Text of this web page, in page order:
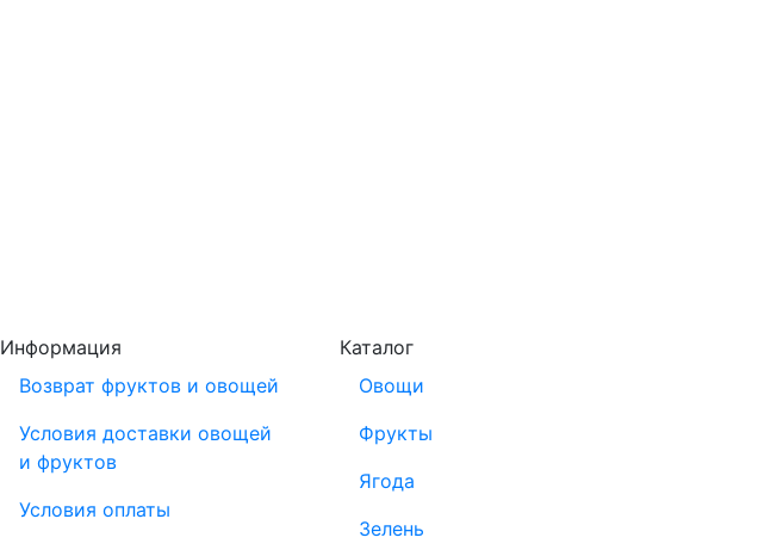
Информация
Возврат фруктов и овощей
Условия доставки овощей
и фруктов
Условия оплаты
Каталог
Овощи
Фрукты
Ягода
Зелень